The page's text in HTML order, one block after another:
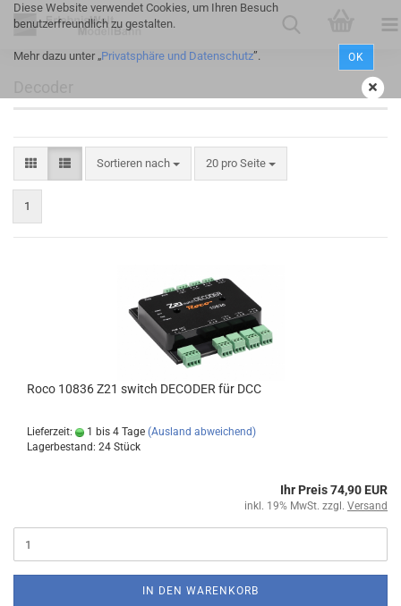
Diese Website verwendet Cookies, um Ihren Besuch
benutzerfreundlich zu gestalten.
Mehr dazu unter „Privatsphäre und Datenschutz”. OK
Sortieren nach 20 pro Seite
1
Roco 10836 Z21 switch DECODER für DCC
Lieferzeit: 1 bis 4 Tage (Ausland abweichend)
Lagerbestand: 24 Stück
Ihr Preis 74,90 EUR
inkl. 19% MwSt. zzgl. Versand
IN DEN WARENKORB